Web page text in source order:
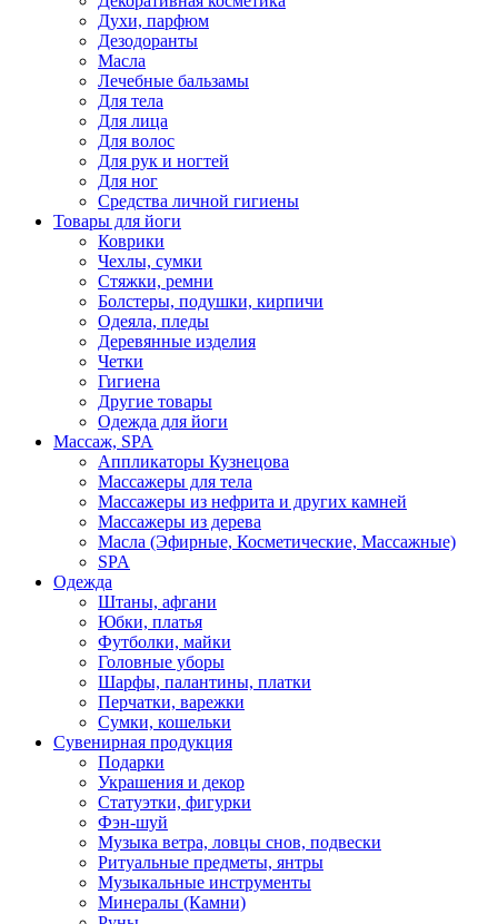
Духи, парфюм
Дезодоранты
Масла
Лечебные бальзамы
Для тела
Для лица
Для волос
Для рук и ногтей
Для ног
Средства личной гигиены
Товары для йоги
Коврики
Чехлы, сумки
Стяжки, ремни
Болстеры, подушки, кирпичи
Одеяла, пледы
Деревянные изделия
Четки
Гигиена
Другие товары
Одежда для йоги
Массаж, SPA
Аппликаторы Кузнецова
Массажеры для тела
Массажеры из нефрита и других камней
Массажеры из дерева
Масла (Эфирные, Косметические, Массажные)
SPA
Одежда
Штаны, афгани
Юбки, платья
Футболки, майки
Головные уборы
Шарфы, палантины, платки
Перчатки, варежки
Сумки, кошельки
Сувенирная продукция
Подарки
Украшения и декор
Статуэтки, фигурки
Фэн-шуй
Музыка ветра, ловцы снов, подвески
Ритуальные предметы, янтры
Музыкальные инструменты
Минералы (Камни)